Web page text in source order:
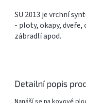
SU 2013 je vrchní
- ploty, okapy,
zábradlí apod.
Detailní popis